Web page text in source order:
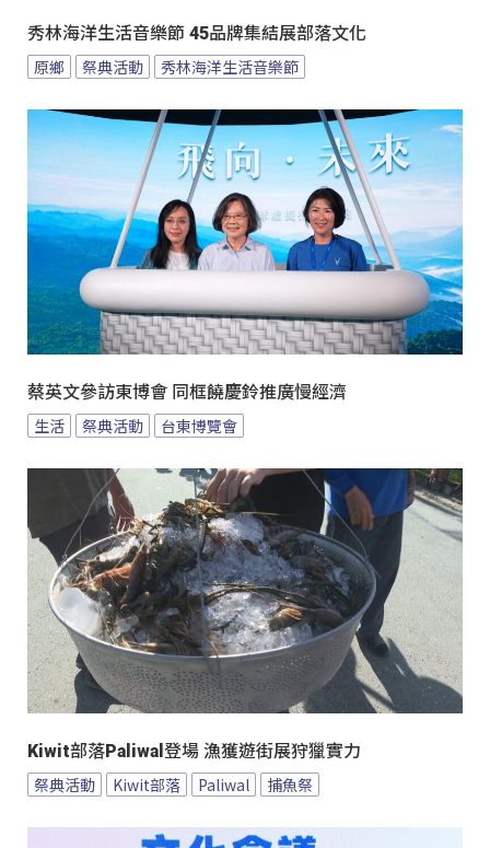
秀林海洋生活音樂節 45品牌集結展部落文化
原鄉 祭典活動 秀林海洋生活音樂節
蔡英文參訪東博會 同框饒慶鈴推廣慢經濟
生活 祭典活動 台東博覽會
Kiwit部落Paliwal登場 漁獲遊街展狩獵實力
祭典活動 Kiwit部落 Paliwal 捕魚祭